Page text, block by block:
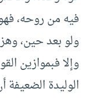
فيه من روحه،
ولو بعد حين،
وإلا فبموازين
الوليدة